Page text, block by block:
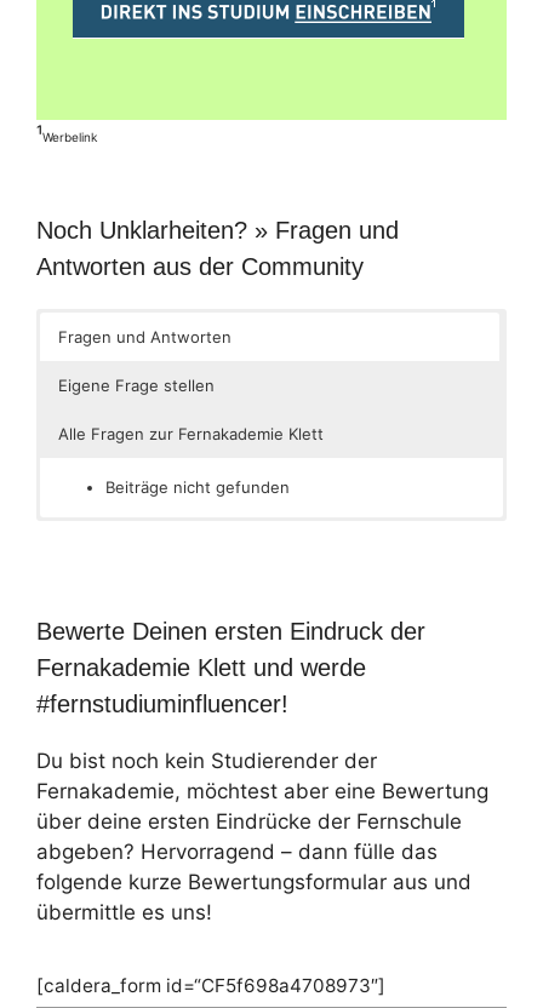
¹Werbelink
Noch Unklarheiten? » Fragen und
Antworten aus der Community
Fragen und Antworten
Eigene Frage stellen
Alle Fragen zur Fernakademie Klett
Beiträge nicht gefunden
Bewerte Deinen ersten Eindruck der
Fernakademie Klett und werde
#fernstudiuminfluencer!
Du bist noch kein Studierender der
Fernakademie, möchtest aber eine Bewertung
über deine ersten Eindrücke der Fernschule
abgeben? Hervorragend – dann fülle das
folgende kurze Bewertungsformular aus und
übermittle es uns!
[caldera_form id=“CF5f698a4708973″]